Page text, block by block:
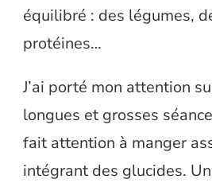
équilibré : des légumes,
protéines…
J’ai porté mon attention
longues et grosses
fait attention à manger
intégrant des glucides.